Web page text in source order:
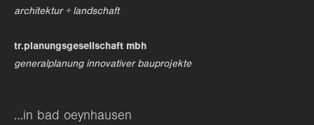
architektur + landschaft
tr.planungsgesellschaft mbh
generalplanung innovativer bauprojekte
…in bad oeynhausen